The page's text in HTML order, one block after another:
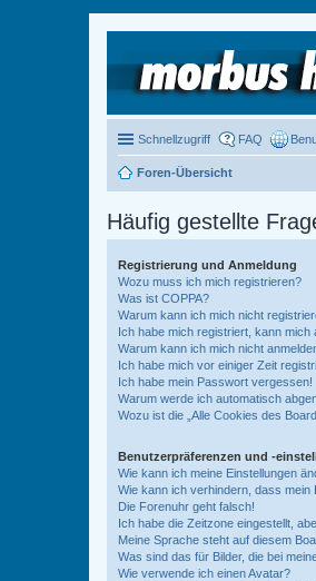
Schnellzugriff FAQ
Foren-Übersicht
Häufig gestellte
Registrierung und Anmeldung
Wozu muss ich mich registrieren?
Was ist COPPA?
Warum kann ich mich nicht
Ich habe mich registriert, kann mich
Warum kann ich mich nicht
Ich habe mich vor einiger Zeit
Ich habe mein Passwort vergessen!
Warum werde ich automatisch
Wozu ist die „Alle Cookies des
Benutzerpräferenzen und -
Wie kann ich meine Einstellungen
Wie kann ich verhindern, dass
Die Forenuhr geht falsch!
Ich habe die Zeitzone eingestellt,
Meine Sprache steht auf diesem
Was sind das für Bilder, die bei
Wie verwende ich einen Avatar?